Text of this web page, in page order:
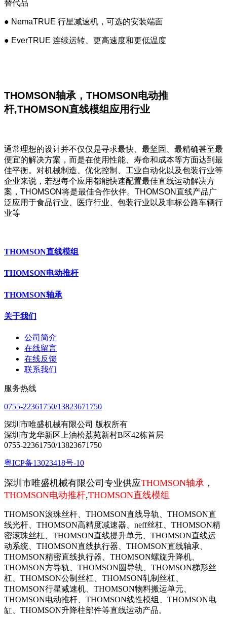
替代品
● NemaTRUE 行星减速机，可选的安装端面
● EverTRUE 连续运转、更高速度和更低温度
THOMSON轴承，THOMSON电动推
杆,THOMSON直线模组 应用行业
通常理想的设计并不仅仅是寻求最快、最坚固、最精确甚至最
便宜的解决方案，而是在使用性能、寿命和成本等方面达到最
佳平衡。对机械制造、优化控制、工业自动化以及包装行业等
企业来说，若想每个应用都能快速配置最佳直线运动解决方
案，THOMSON将是最佳合作伙伴。THOMSON直线产品广
泛应用于食品行业、医疗行业、包装行业以及非标公路车辆行
业等
THOMSON直线模组
THOMSON电动推杆
THOMSON轴承
关于我们
公司简介
在线留言
在线反馈
联系我们
服务热线
0755-22361750/13823671750
深圳市唯盛机械有限公司 版权所有
深圳市龙华新区上油松荔苑新村B区42栋首层
0755-22361750/13823671750
粤ICP备13023418号-10
深圳市唯盛机械有限公司专业供应THOMSON轴承 ，
THOMSON电动推杆,THOMSON直线模组
THOMSON滚珠丝杆 THOMSON直线导轨、 THOMSON直
线光杆、 THOMSON高精度减速器、neff丝杠、 THOMSON精
密滚珠丝杠、 THOMSON直线提升单元、 THOMSON直线运
动系统、 THOMSON直线执行器、 THOMSON直线轴承、
THOMSON精密直线执行器、 THOMSON螺旋升降机、
THOMSON方导轨、 THOMSON圆导轨、 THOMSON梯形丝
杠、 THOMSON公制丝杠、 THOMSON轧制丝杠、
THOMSON行星减速机、 THOMSON物料搬运单元、
THOMSON电动推杆、 THOMSON线性模组、 THOMSON电
缸、 THOMSON升降柱部件等直线运动产品。